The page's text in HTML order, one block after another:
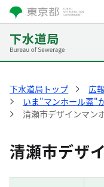
下水道局トップ 広
いま"マンホール蓋"
清瀬市デザインマン
清瀬市デザ